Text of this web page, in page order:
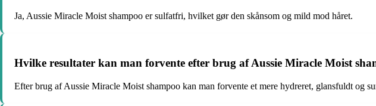
Ja, Aussie Miracle Moist shampoo er sulfatfri, hvilket gør den skånsom og mild mod håret.
Hvilke resultater kan man forvente efter brug af Aussie Miracle Moist
Efter brug af Aussie Miracle Moist shampoo kan man forvente et mere hydreret, glansfuldt og